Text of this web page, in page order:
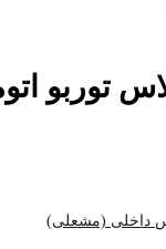
توربو
داخلی (مشعلی)